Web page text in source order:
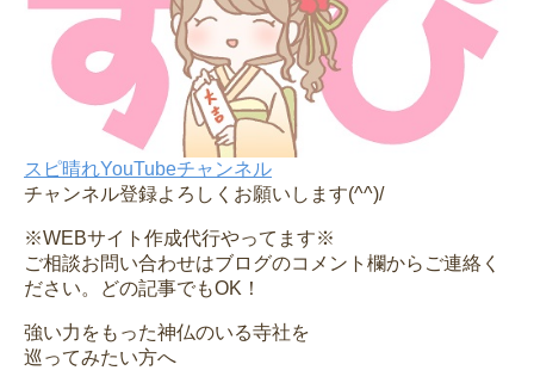
スピ晴れYouTubeチャンネル
チャンネル登録よろしくお願いします(^^)/
※WEBサイト作成代行やってます※
ご相談お問い合わせはブログのコメント欄からご連絡く
ださい。どの記事でもOK！
強い力をもった神仏のいる寺社を
巡ってみたい方へ